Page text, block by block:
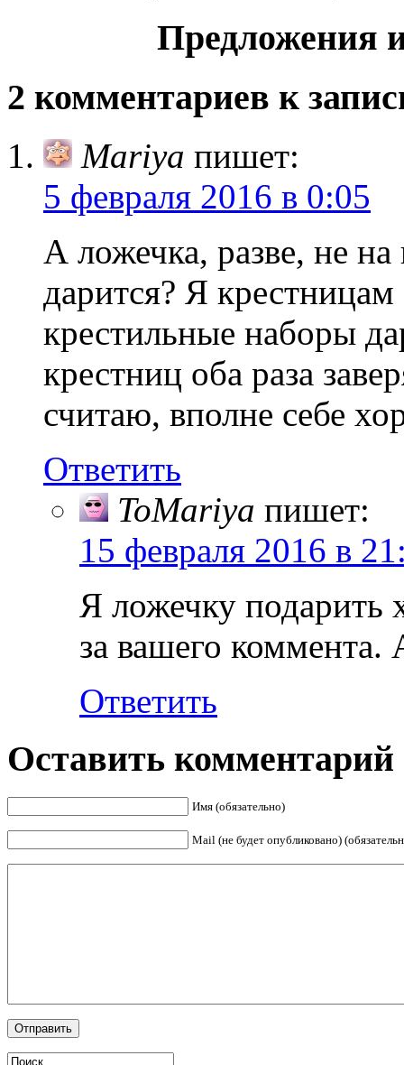
Предложения
2 комментариев к
Mariya пишет:
5 февраля 2016 в 0:05
А ложечка, разве, не
дарится? Я
крестильные наборы
крестниц оба раза
считаю, вполне себе
Ответить
ToMariya пишет:
15 февраля 2016 в
Я ложечку подарить
за вашего коммента.
Ответить
Оставить комментарий
Имя (обязательно)
Mail (не будет опубликовано)